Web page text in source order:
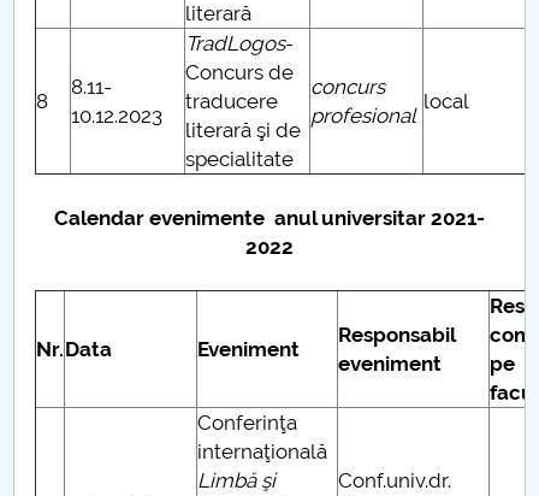
literară
8
8.11-
10.12.2023
TradLogos-
Concurs de
traducere
literară şi de
specialitate
concurs
profesional
local
Calendar evenimente anul universitar 2021-
2022
Nr.Data Eveniment
Responsabil
eveniment
pe
Conferinţa
internaţională
Limbă şi
Conf.univ.dr.